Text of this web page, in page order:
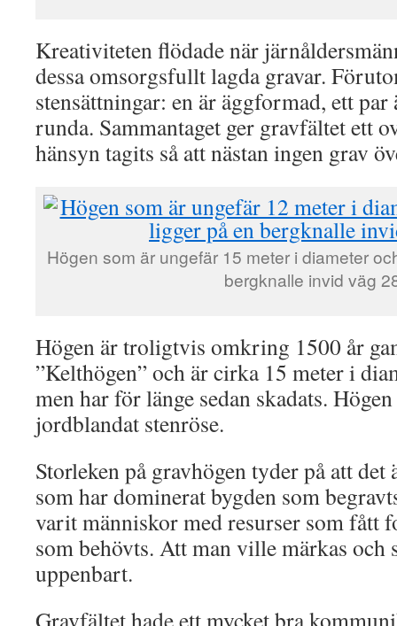
Kreativiteten flödade när
dessa omsorgsfullt lagda gravar.
stensättningar: en är äggformad, ett
runda. Sammantaget ger gravfältet ett
hänsyn tagits så att nästan ingen grav
Högen som är ungefär 15 meter i diameter
bergknalle invid väg
Högen är troligtvis omkring 1500 år
”Kelthögen” och är cirka 15 meter i
men har för länge sedan skadats.
jordblandat stenröse.
Storleken på gravhögen tyder på att det
som har dominerat bygden som
varit människor med resurser som fått
som behövts. Att man ville märkas och
uppenbart.
Gravfältet hade ett mycket bra